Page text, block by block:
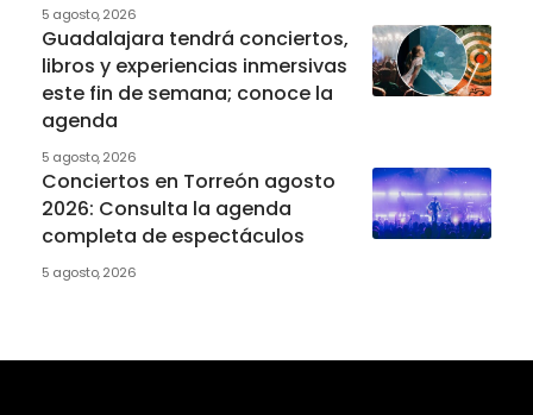
5 agosto, 2026
Guadalajara tendrá conciertos,
libros y experiencias inmersivas
este fin de semana; conoce la
agenda
5 agosto, 2026
Conciertos en Torreón agosto
2026: Consulta la agenda
completa de espectáculos
5 agosto, 2026